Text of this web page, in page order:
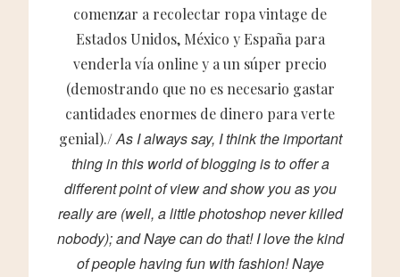
comenzar a recolectar ropa vintage de
Estados Unidos, México y España para
venderla vía online y a un súper precio
(demostrando que no es necesario gastar
cantidades enormes de dinero para verte
genial)./As I always say, I think the important
thing in this world of blogging is to offer a
different point of view and show you as you
really are (well, a little photoshop never killed
nobody); and Naye can do that! I love the kind
of people having fun with fashion! Naye